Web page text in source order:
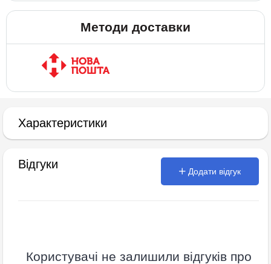
Методи доставки
Характеристики
Відгуки
Додати відгук
Користувачі не залишили відгуків про